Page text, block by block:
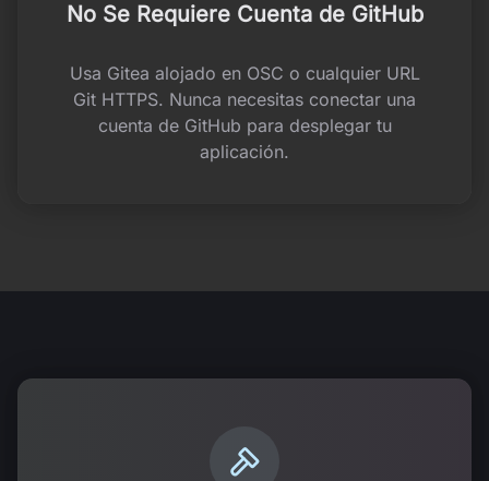
No Se Requiere Cuenta de GitHub
Usa Gitea alojado en OSC o cualquier URL
Git HTTPS. Nunca necesitas conectar una
cuenta de GitHub para desplegar tu
aplicación.